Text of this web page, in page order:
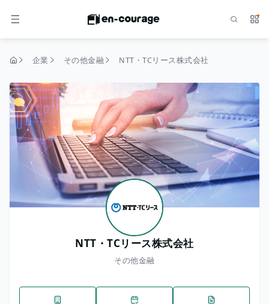
メニュー サ
企業 その他金融 NTT・TCリース株式会社
NTT・TCリース株式会社
その他金融